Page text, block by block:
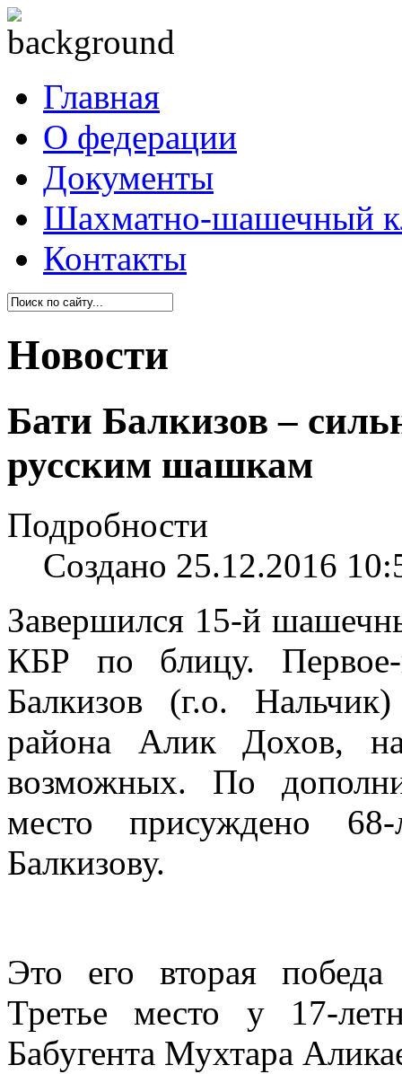
Главная
О федерации
Документы
Шахматно-шашечный
Контакты
Новости
Бати Балкизов –
русским шашкам
Подробности
Создано 25.12.2016
Завершился 15-й
КБР по блицу. Первое-
Балкизов (г.о.
района Алик Дохов,
возможных. По
место присуждено
Балкизову.
Это его вторая
Третье место у 17-
Бабугента Мухтара